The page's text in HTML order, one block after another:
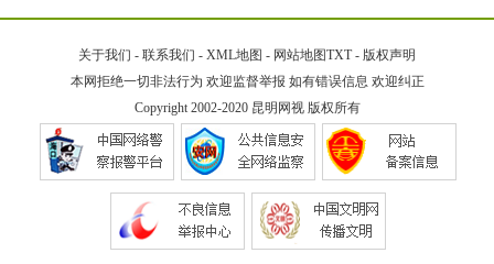
关于我们 - 联系我们 - XML地图 - 网站地图TXT- 版权声明
本网拒绝一切非法行为 欢迎监督举报 如有错误信息 欢迎纠正
Copyright 2002-2020 昆明网视版权所有